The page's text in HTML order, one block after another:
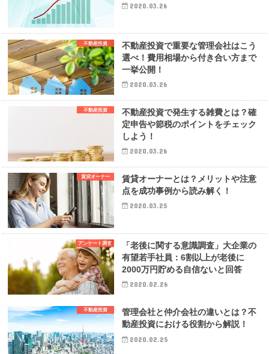
2020.03.26
不動産投資
不動産投資で重要な管理会社はこう
選べ！費用相場から付き合い方まで
一挙公開！
2020.03.26
不動産投資
不動産投資で発生する雑費とは？確
定申告や節税のポイントをチェック
しよう！
2020.03.26
賃貸オーナー
賃貸オーナーとは？メリットや注意
点を成功事例から読み解く！
2020.03.25
アンケート調査
「老後に関する意識調査」大企業の
有望若手社員：6割以上が老後に
2000万円貯める自信ないと回答
2020.02.26
不動産投資
管理会社と仲介会社の違いとは？不
動産投資における役割から解説！
2020.02.25